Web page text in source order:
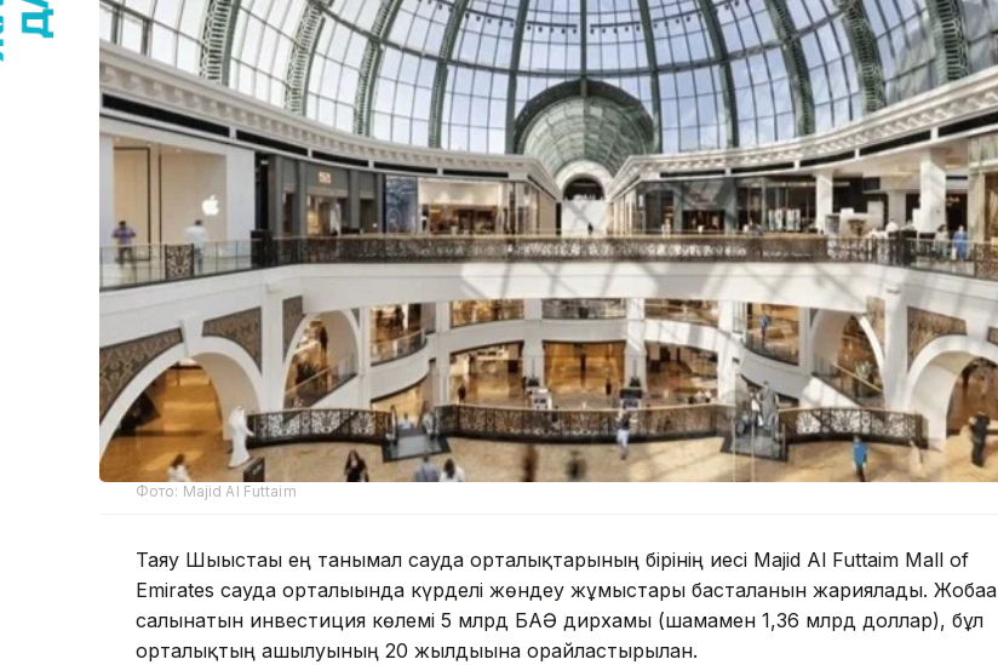
Фото: Majid Al Futtaim
Таяу Шығыстағы ең танымал сауда орталықтарының бірінің иесі Majid Al Futtaim Mall of
Emirates сауда орталығында күрделі жөндеу жұмыстары басталғанын жариялады. Жобаға
салынатын инвестиция көлемі 5 млрд БАӘ дирхамы (шамамен 1,36 млрд доллар), бұл
орталықтың ашылуының 20 жылдығына орайластырылған.